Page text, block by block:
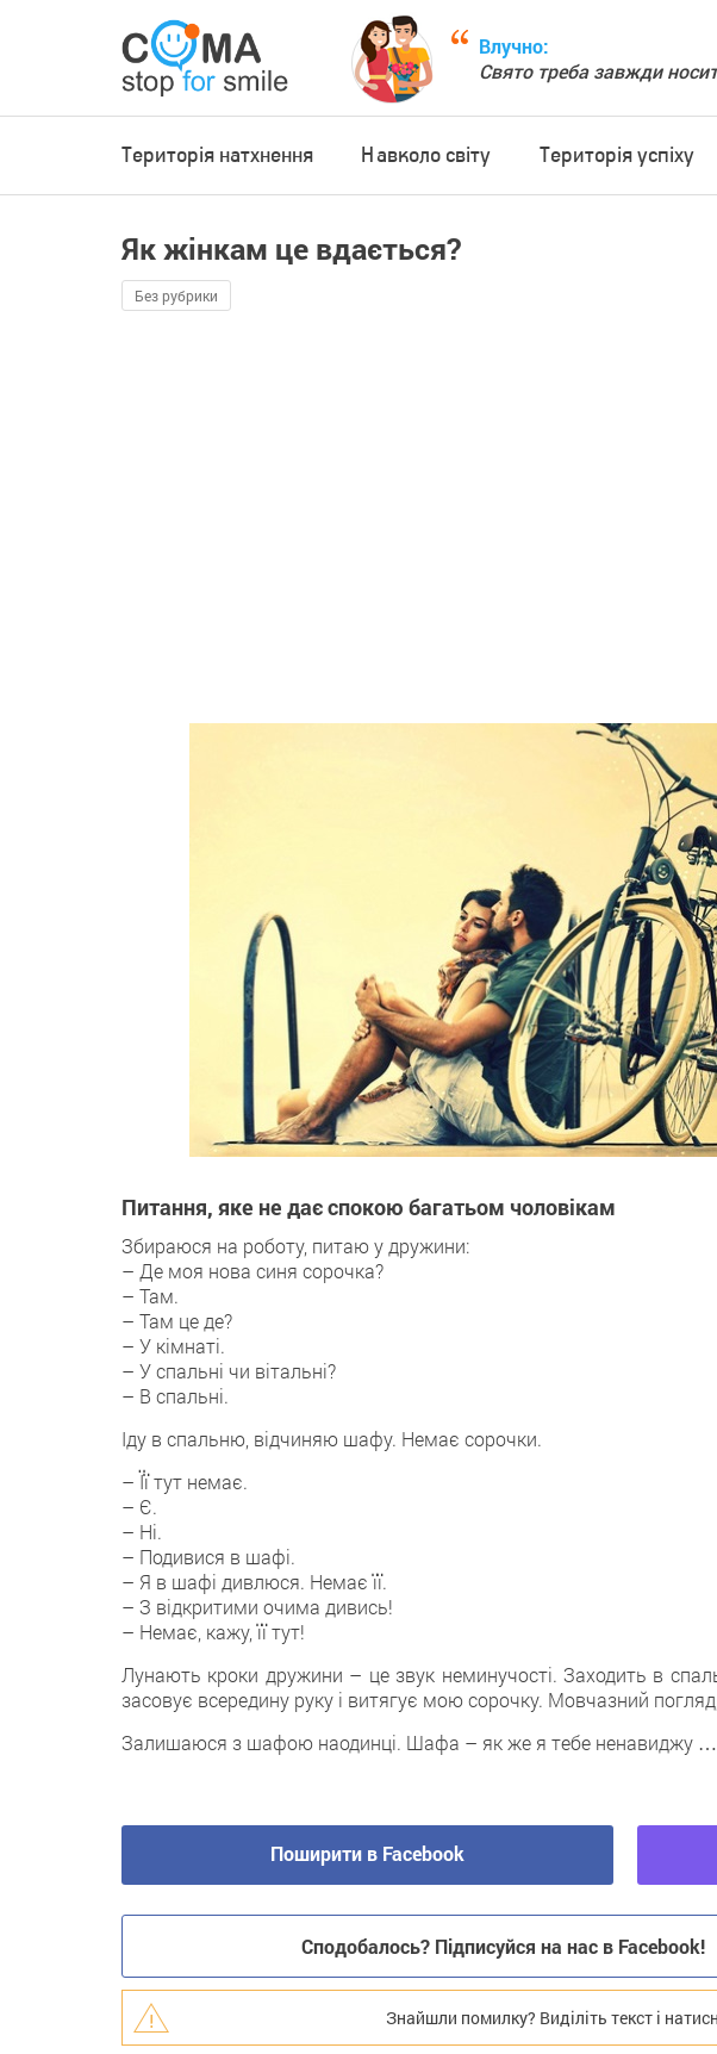
Влучно:
Свято треба завжди
Територія натхнення Навколо світу Територія успіху
Як жінкам це вдається?
Без рубрики
Питання, яке не дає спокою багатьом чоловікам
Збираюся на роботу, питаю у дружини:
– Де моя нова синя сорочка?
– Там.
– Там це де?
– У кімнаті.
– У спальні чи вітальні?
– В спальні.
Іду в спальню, відчиняю шафу. Немає сорочки.
– Її тут немає.
– Є.
– Ні.
– Подивися в шафі.
– Я в шафі дивлюся. Немає її.
– З відкритими очима дивись!
– Немає, кажу, її тут!
Лунають кроки дружини – це звук неминучості. Заходить в
засовує всередину руку і витягує мою сорочку. Мовчазний
Залишаюся з шафою наодинці. Шафа – як же я тебе ненавиджу …
Поширити в Facebook
Сподобалось? Підписуйся на нас в Facebook!
Знайшли помилку? Виділіть текст і